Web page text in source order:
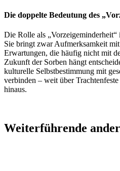
Die doppelte Bedeutung des
Die Rolle als
Sie bringt zwar Aufmerksamkeit
Erwartungen, die häufig nicht mit
Zukunft der Sorben hängt
kulturelle Selbstbestimmung mit
verbinden – weit über
hinaus.
Weiterführende